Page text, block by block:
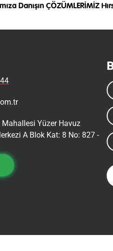
Danışın ÇÖZÜMLERİMİZ
Mahallesi Yüzer Havuz
A Blok Kat: 8 No: 827 -